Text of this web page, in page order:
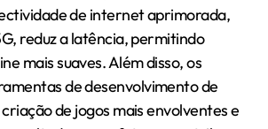
de internet aprimorada,
reduz a latência, permitindo
mais suaves. Além disso, os
de desenvolvimento de
de jogos mais envolventes e